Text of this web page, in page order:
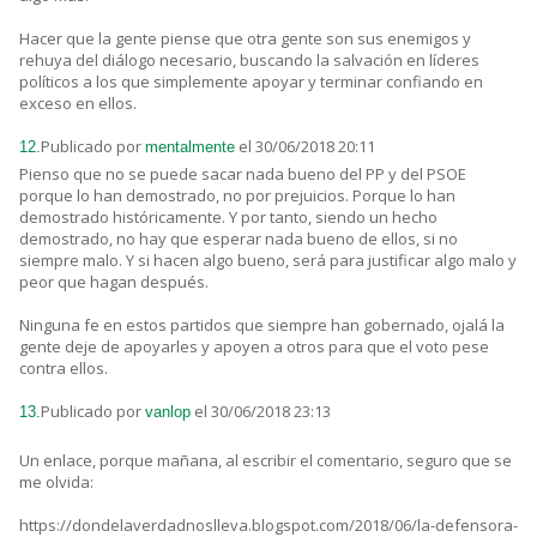
Hacer que la gente piense que otra gente son sus enemigos y
rehuya del diálogo necesario, buscando la salvación en líderes
políticos a los que simplemente apoyar y terminar confiando en
exceso en ellos.
12.Publicado por mentalmente el 30/06/2018 20:11
Pienso que no se puede sacar nada bueno del PP y del PSOE
porque lo han demostrado, no por prejuicios. Porque lo han
demostrado históricamente. Y por tanto, siendo un hecho
demostrado, no hay que esperar nada bueno de ellos, si no
siempre malo. Y si hacen algo bueno, será para justificar algo malo y
peor que hagan después.
Ninguna fe en estos partidos que siempre han gobernado, ojalá la
gente deje de apoyarles y apoyen a otros para que el voto pese
contra ellos.
13.Publicado por vanlop el 30/06/2018 23:13
Un enlace, porque mañana, al escribir el comentario, seguro que se
me olvida:
https://dondelaverdadnoslleva.blogspot.com/2018/06/la-defensora-